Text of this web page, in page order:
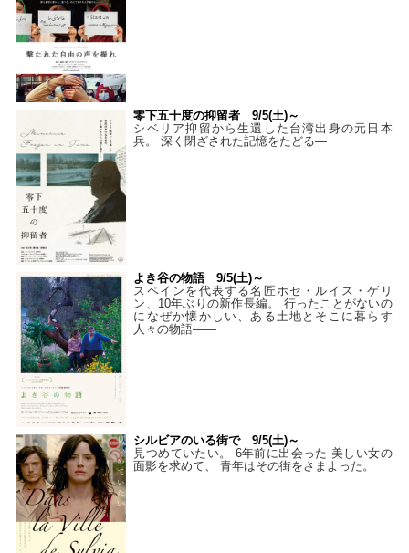
零下五十度の抑留者 9/5(土)～
シベリア抑留から生還した台湾出身の元日本
兵。 深く閉ざされた記憶をたどる—
よき谷の物語 9/5(土)～
スペインを代表する名匠ホセ・ルイス・ゲリ
ン、10年ぶりの新作長編。 行ったことがないの
になぜか懐かしい、ある土地とそこに暮らす
人々の物語――
シルビアのいる街で 9/5(土)～
見つめていたい。 6年前に出会った 美しい女の
面影を求めて、 青年はその街をさまよった。